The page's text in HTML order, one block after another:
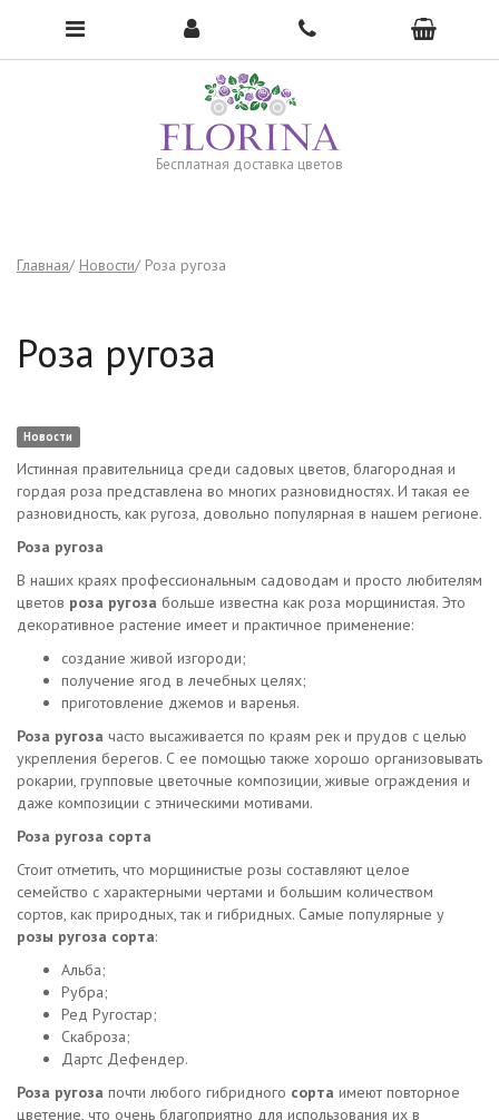
Бесплатная доставка цветов
Чтобы открыть меню, нажмите сюда →
Главная Новости Роза ругоза
Роза ругоза
Новости
Истинная правительница среди садовых цветов, благородная и
гордая роза представлена во многих разновидностях. И такая ее
разновидность, как ругоза, довольно популярная в нашем регионе.
Роза ругоза
В наших краях профессиональным садоводам и просто любителям
цветов роза ругоза больше известна как роза морщинистая. Это
декоративное растение имеет и практичное применение:
создание живой изгороди;
получение ягод в лечебных целях;
приготовление джемов и варенья.
Роза ругоза часто высаживается по краям рек и прудов с целью
укрепления берегов. С ее помощью также хорошо организовывать
рокарии, групповые цветочные композиции, живые ограждения и
даже композиции с этническими мотивами.
Роза ругоза сорта
Стоит отметить, что морщинистые розы составляют целое
семейство с характерными чертами и большим количеством
сортов, как природных, так и гибридных. Самые популярные у
розы ругоза сорта:
Альба;
Рубра;
Ред Ругостар;
Скаброза;
Дартс Дефендер.
Роза ругоза почти любого гибридного сорта имеют повторное
цветение, что очень благоприятно для использования их в